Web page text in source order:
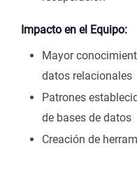
Impacto en el Equipo:
Mayor
datos relacionales
Patrones
de bases de datos
Creación de